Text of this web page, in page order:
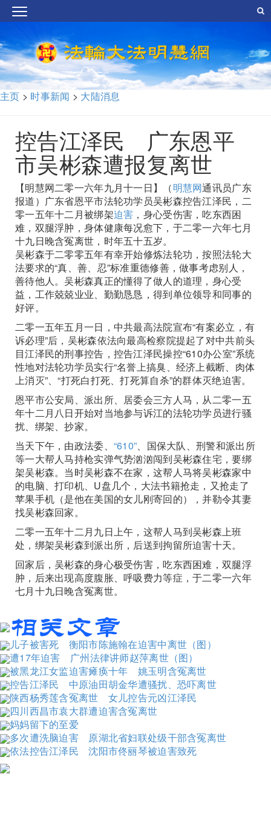
主页 > 时事新闻 > 大陆消息
控告江泽民 广东恩平
市吴彬森遭报复离世
【明慧网二零一六年九月十一日】（明慧网通讯员广东
报道）广东省恩平市法轮功学员吴彬森控告江泽民，二
零一五年十二月被绑架迫害 ，身心受伤害，吃东西困
难，双腿浮肿，身体健康每况愈下，于二零一六年七月
十九日晚含冤离世，时年五十五岁。
吴彬森于二零零五年有幸开始修炼法轮功，按照法轮大
法要求的“真、善、忍”标准重德修善，做事考虑别人，
善待他人。吴彬森真正的懂得了做人的道理，身心受
益，工作兢兢业业、勤勤恳恳，得到单位领导和同事的
好评。
二零一五年五月一日，中共最高法院宣布“有案必立，有
诉必理”后，吴彬森依法向最高检察院提起了对中共前头
目江泽民的刑事控告，控告江泽民操控“610办公室”系统
性地对法轮功学员实行“名誉上搞臭、经济上截断、肉体
上消灭”、“打死白打死、打死算自杀”的群体灭绝迫害。
恩平市公安局、派出所、居委会三方人马，从二零一五
年十二月八日开始对当地参与诉江的法轮功学员进行骚
扰、绑架、抄家。
当天下午，由政法委、 “610”、国保大队、刑警和派出所
等一大帮人马持枪实弹气势汹汹闯到吴彬森住宅，要绑
架吴彬森。当时吴彬森不在家，这帮人马将吴彬森家中
的电脑、打印机、U盘几个，大法书籍抢走，又抢走了
苹果手机（是他在美国的女儿刚寄回的），并勒令其妻
找吴彬森回家。
二零一五年十二月九日上午，这帮人马到吴彬森上班
处，绑架吴彬森到派出所，后送到拘留所迫害十天。
回家后，吴彬森的身心极受伤害，吃东西困难，双腿浮
肿，后来出现高度腹胀、呼吸费力等症，于二零一六年
七月十九日晚含冤离世。
儿子被害死 衡阳市陈施翰在迫害中离世（图）
遭17年迫害 广州法律讲师赵萍离世（图）
被黑龙江女监迫害瘫痪十年 姚玉明含冤离世
控告江泽民 中原油田胡金华遭骚扰、恐吓离世
陕西杨秀莲含冤离世 女儿控告元凶江泽民
四川西昌市袁大群遭迫害含冤离世
妈妈留下的至爱
多次遭洗脑迫害 原湖北省妇联处级干部含冤离世
依法控告江泽民 沈阳市佟丽琴被迫害致死